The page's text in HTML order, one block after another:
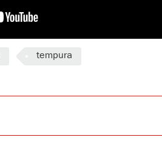
tempura